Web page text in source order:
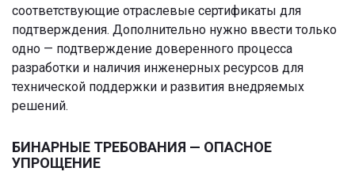
соответствующие отраслевые сертификаты для
подтверждения. Дополнительно нужно ввести только
одно — подтверждение доверенного процесса
разработки и наличия инженерных ресурсов для
технической поддержки и развития внедряемых
решений.
БИНАРНЫЕ ТРЕБОВАНИЯ — ОПАСНОЕ
УПРОЩЕНИЕ